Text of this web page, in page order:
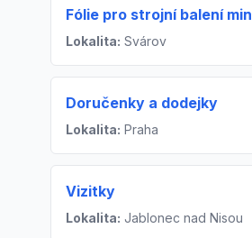
Fólie pro strojní balení
Lokalita: Svárov
Doručenky a dodejky
Lokalita: Praha
Vizitky
Lokalita: Jablonec nad Nisou